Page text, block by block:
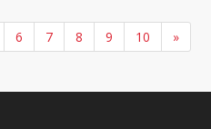
6 7 8 9 10 »